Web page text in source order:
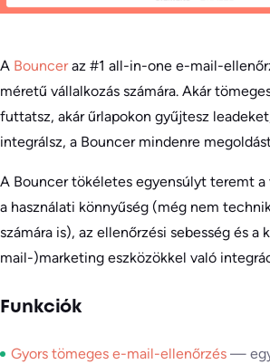
A Bounceraz #1 all-in-one e-mail-
méretű vállalkozás számára. Akár
futtatsz, akár űrlapokon gyűjtesz
integrálsz, a Bouncer mindenre
A Bouncer tökéletes egyensúlyt teremt a
a használati könnyűség (még nem
számára is), az ellenőrzési sebesség és a
mail-)marketing eszközökkel való
Funkciók
Gyors tömeges e-mail-ellenőrzés —